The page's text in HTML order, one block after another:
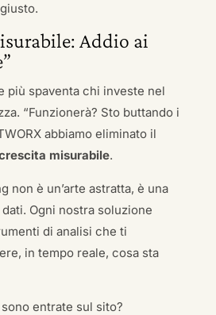
Addio ai
più spaventa chi investe nel
“Funzionerà? Sto buttando i
abbiamo eliminato il
misurabile.
non è un’arte astratta, è una
Ogni nostra soluzione
di analisi che ti
in tempo reale, cosa sta
entrate sul sito?